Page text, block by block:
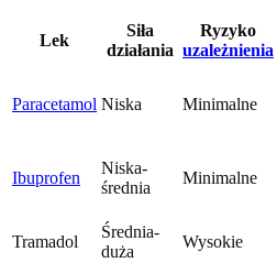
Lek
Siła
działania
Ryzyko
uzależnienia
Paracetamol Niska Minimalne
Ibuprofen
Niska-
średnia
Minimalne
Tramadol
Średnia-
duża
Wysokie